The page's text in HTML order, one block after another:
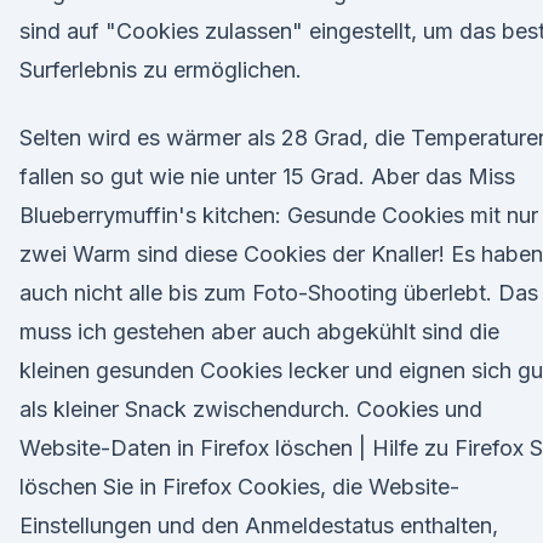
sind auf "Cookies zulassen" eingestellt, um das
Surferlebnis zu ermöglichen.
Selten wird es wärmer als 28 Grad, die
fallen so gut wie nie unter 15 Grad. Aber das Miss
Blueberrymuffin's kitchen: Gesunde Cookies mit nur
zwei Warm sind diese Cookies der Knaller! Es haben
auch nicht alle bis zum Foto-Shooting überlebt. Das
muss ich gestehen aber auch abgekühlt sind die
kleinen gesunden Cookies lecker und eignen sich
als kleiner Snack zwischendurch. Cookies und
Website-Daten in Firefox löschen | Hilfe zu Firefox
löschen Sie in Firefox Cookies, die Website-
Einstellungen und den Anmeldestatus enthalten,